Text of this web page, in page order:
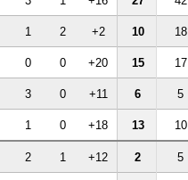
1 2 +2 10 18
0 0 +20 15 17
3 0 +11 6 5
1 0 +18 13 10
2 1 +12 2 5